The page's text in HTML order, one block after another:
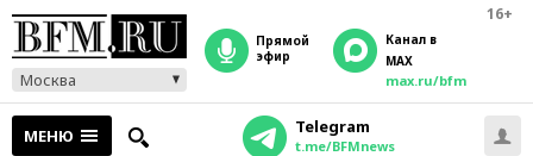
16+
Москва
прямой
эфир
Канал в
MAX
max.ru/bfm
МЕНЮ Telegram
t.me/BFMnews